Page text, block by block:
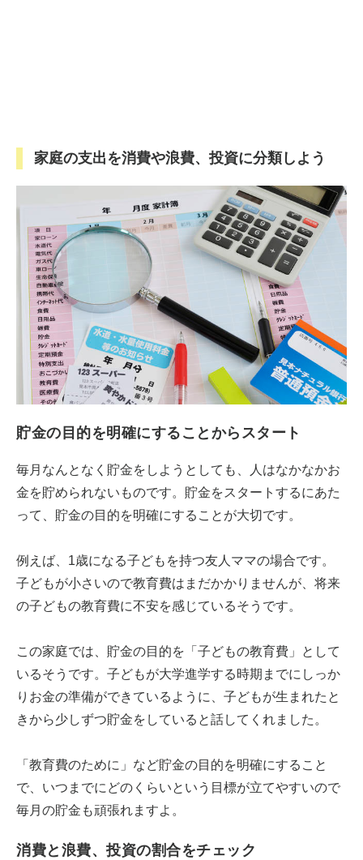
家庭の支出を消費や浪費、投資に分類しよう
貯金の目的を明確にすることからスタート
毎月なんとなく貯金をしようとしても、人はなかなかお
金を貯められないものです。貯金をスタートするにあた
って、貯金の目的を明確にすることが大切です。
例えば、1歳になる子どもを持つ友人ママの場合です。
子どもが小さいので教育費はまだかかりませんが、将来
の子どもの教育費に不安を感じているそうです。
この家庭では、貯金の目的を「子どもの教育費」として
いるそうです。子どもが大学進学する時期までにしっか
りお金の準備ができているように、子どもが生まれたと
きから少しずつ貯金をしていると話してくれました。
「教育費のために」など貯金の目的を明確にすること
で、いつまでにどのくらいという目標が立てやすいので
毎月の貯金も頑張れますよ。
消費と浪費、投資の割合をチェック